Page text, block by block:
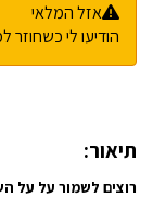
אזל המלאי
הודיעו לי כשחוזר
תיאור:
רוצים לשמור על על